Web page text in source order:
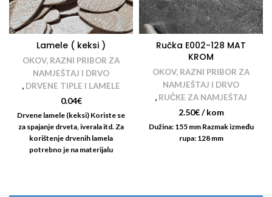
Lamele ( keksi )
OKOV, RAZNI PRIBOR ZA
NAMJEŠTAJ I DRVO
, DRVENE TIPLE I LAMELE
0.04€
Drvene lamele (keksi) Koriste se
za spajanje drveta, iverala itd. Za
korištenje drvenih lamela
potrebno je na materijalu
Ručka E002-128 MAT
KROM
OKOV, RAZNI PRIBOR ZA
NAMJEŠTAJ I DRVO
, RUČKE ZA NAMJEŠTAJ
2.50€/ kom
Dužina: 155 mm Razmak između
rupa: 128 mm